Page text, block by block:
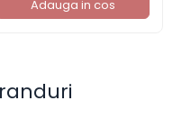
Adauga in cos